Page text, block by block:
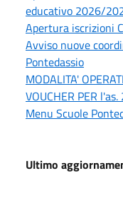
educativo 2026/
Apertura iscrizioni
Avviso nuove
Pontedassio
MODALITA'
VOUCHER PER
Menu Scuole
Ultimo